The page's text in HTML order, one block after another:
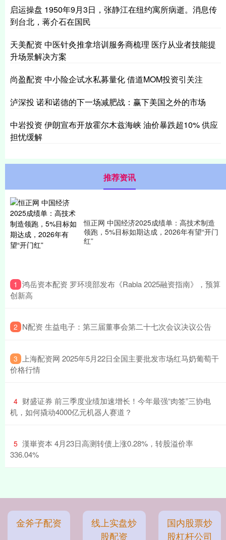
启运操盘 1950年9月3日，张静江在纽约寓所病逝。消息传
到台北，蒋介石在国民
天美配资 中医针灸推拿培训服务商梳理 医疗从业者技能提
升场景解决方案
尚盈配资 中小险企试水私募量化 借道MOM投资引关注
泸深投 诺和诺德的下一场减肥战：赢下美国之外的市场
中岩投资 伊朗宣布开放霍尔木兹海峡 油价暴跌超10% 供应
担忧缓解
推荐资讯
恒正网 中国经济2025成绩单：高技术制造
领跑，5%目标如期达成，2026年有望“开门
红”
1 ​鸿岳资本配资 罗环境部发布《Rabla 2025融资指南》，预算
创新高
2 ​N配资 生益电子：第三届董事会第二十七次会议决议公告
3
​上海配资网 2025年5月22日全国主要批发市场红马奶葡萄干
价格行情
4 ​财盛证券 前三季度业绩加速增长！今年最强“肉签”三协电
机，如何撬动4000亿元机器人赛道？
5 ​漢崋资本 4月23日高测转债上涨0.28%，转股溢价率
336.04%
金斧子配资
线上实盘炒
股配资
国内股票炒
股杠杆公司